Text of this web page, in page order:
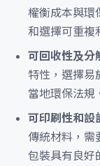
權衡成本與環
和選擇可重複
可回收性及分
特性，選擇易
當地環保法規
可印刷性和設
傳統材料，需
包裝具有良好